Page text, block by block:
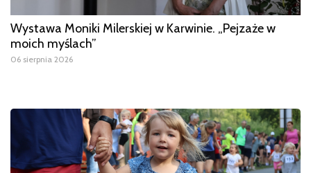
Wystawa Moniki Milerskiej w Karwinie. „Pejzaże w
moich myślach”
06 sierpnia 2026